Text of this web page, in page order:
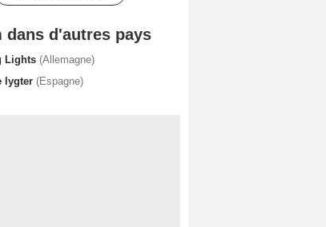
dans d'autres pays
Lights (Allemagne)
lygter (Espagne)